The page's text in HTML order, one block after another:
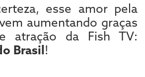
esse amor pela
aumentando graças
atração da Fish TV:
Brasil!